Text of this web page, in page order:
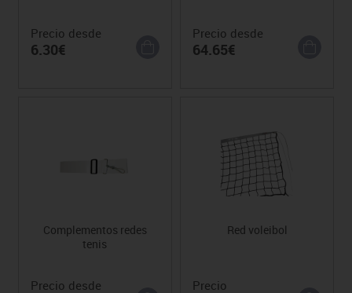
Precio desde
6.30€
Precio desde
64.65€
Complementos redes
tenis
Precio desde
Red voleibol
Precio